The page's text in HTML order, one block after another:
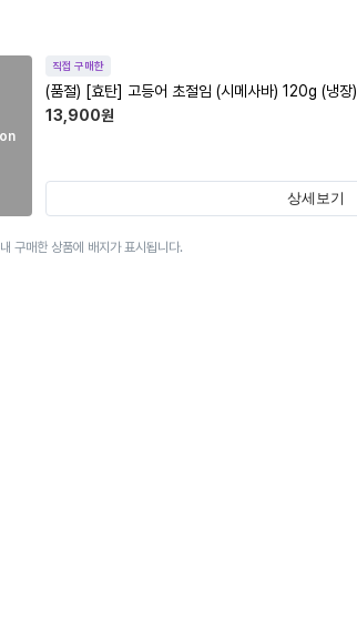
직접 구매한
(품절) [효탄] 고등어 초절임 (시메사바) 120g (냉장)
13,900원
상세보기
구매한 상품에 배지가 표시됩니다.